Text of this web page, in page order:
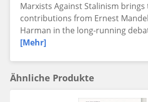
Marxists Against Stalinism
contributions from Ernest
Harman in the long-running
[Mehr]
Ähnliche Produkte